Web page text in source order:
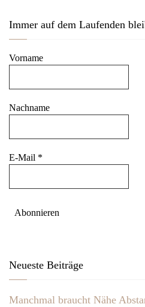
Immer auf dem Laufenden
Vorname
Nachname
E-Mail *
Neueste Beiträge
Manchmal braucht Nähe